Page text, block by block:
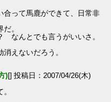
って馬鹿ができて、日常非
。
なんとでも言うがいいさ。
えないだろう。
)[] 投稿日：2007/04/26(木)